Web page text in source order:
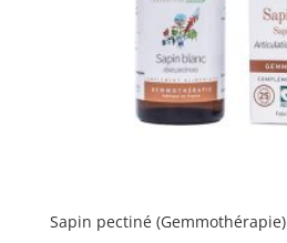
Sapin pectiné (Gemmothérapie)